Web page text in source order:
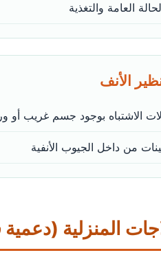
العامة والتغذية
الاشتباه بوجود جسم غريب أو
من داخل الجيوب الأنفية
المنزلية